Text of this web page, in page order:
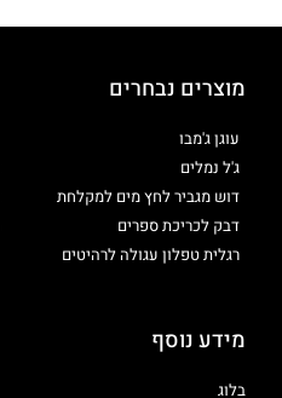
מוצרים נבחרים
עוגן ג'מבו
ג'ל נמלים
דוש מגביר לחץ מים למקלחת
דבק לכריכת ספרים
רגלית טפלון עגולה לרהיטים
מידע נוסף
בלוג